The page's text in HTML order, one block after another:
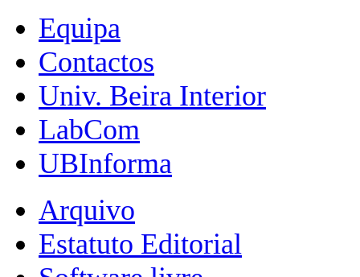
Equipa
Contactos
Univ. Beira Interior
LabCom
UBInforma
Arquivo
Estatuto Editorial